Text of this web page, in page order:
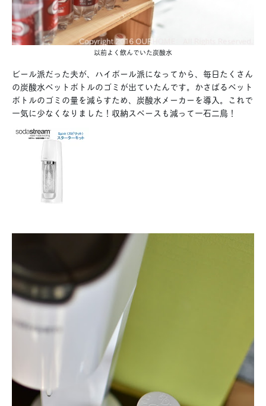
以前よく飲んでいた炭酸水
ビール派だった夫が、ハイボール派になってから、毎日たくさん
の炭酸水ペットボトルのゴミが出ていたんです。かさばるペット
ボトルのゴミの量を減らすため、炭酸水メーカーを導入。これで
一気に少なくなりました！収納スペースも減って一石二鳥！